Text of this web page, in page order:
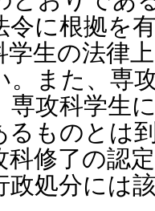
令に根拠を
学生の法律
。また、専
専攻科学生
るものとは
科修了の認
政処分には